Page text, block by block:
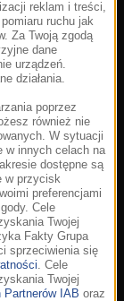
reklam i treści,
ruchu jak
Za Twoją zgodą
dane
urządzeń.
działania.
poprzez
również nie
W sytuacji
w innych celach na
dostępne są
w przycisk
preferencjami
Cele
Twojej
Fakty Grupa
sprzeciwienia się
. Cele
Twojej
Partnerów IAB oraz